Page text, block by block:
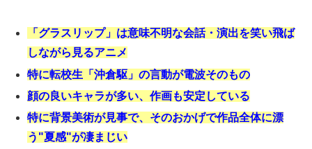
「グラスリップ」は意味不明な会話・演出を笑い飛ば
しながら見るアニメ
特に転校生「沖倉駆」の言動が電波そのもの
顔の良いキャラが多い、作画も安定している
特に背景美術が見事で、そのおかげで作品全体に漂
う"夏感"が凄まじい